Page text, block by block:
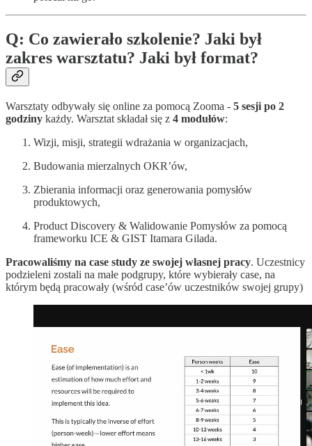
Q: Co zawierało szkolenie? Jaki był
zakres warsztatu? Jaki był format?
Warsztaty odbywały się online za pomocą Zooma - 5 sesji po 2
godziny każdy. Warsztat składał się z 4 modułów:
Wizji, misji, strategii wdrażania w organizacjach,
Budowania mierzalnych OKR’ów,
Zbierania informacji oraz generowania pomysłów
produktowych,
Product Discovery & Walidowanie Pomysłów za pomocą
frameworku ICE & GIST Itamara Gilada.
Pracowaliśmy na case study ze swojej własnej pracy. Uczestnicy
podzieleni zostali na małe podgrupy, które wybierały case, na
którym będą pracowały (wśród case’ów uczestników swojej grupy)